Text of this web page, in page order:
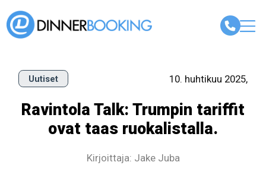
Uutiset 10. huhtikuu 2025,
Ravintola Talk: Trumpin tariffit
ovat taas ruokalistalla.
Kirjoittaja: Jake Juba